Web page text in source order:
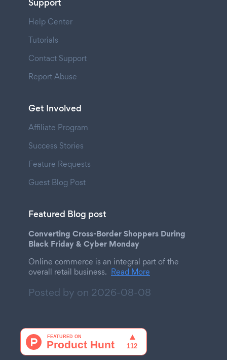
Help Center
Tutorials
Contact Support
Report Abuse
Get Involved
Affiliate Program
Success Stories
Feature Requests
Guest Blog Post
Featured Blog post
Converting Cross-Border Shoppers During
Black Friday & Cyber Monday
Online commerce is an integral part of the
overall retail business. Read More
Posted by on 2026-08-08